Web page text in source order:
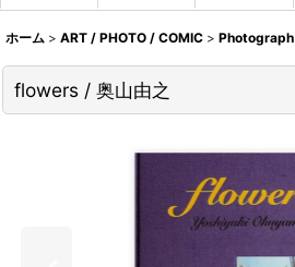
ホーム > ART / PHOTO / COMIC > Photograph
flowers / 奥山由之